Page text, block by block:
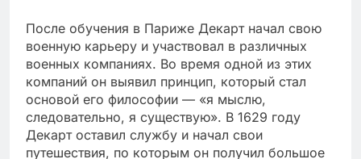
После обучения в Париже Декарт начал свою
военную карьеру и участвовал в различных
военных компаниях. Во время одной из этих
компаний он выявил принцип, который стал
основой его философии — «я мыслю,
следовательно, я существую». В 1629 году
Декарт оставил службу и начал свои
путешествия, по которым он получил большое